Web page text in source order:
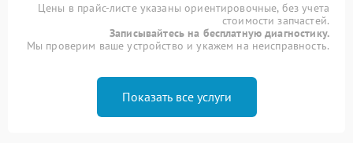
Цены в прайс-листе указаны ориентировочные, без учета
стоимости запчастей.
Записывайтесь на бесплатную диагностику.
Мы проверим ваше устройство и укажем на неисправность.
Показать все услуги